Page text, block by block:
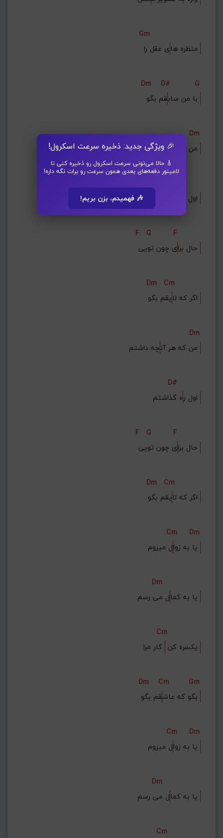
🎉 ویژگی جدید: ذخیره سرعت اسکرول!
🎸 حالا می‌تونی سرعت اسکرول رو ذخیره کنی تا
لامینور دفعه‌های بعدی همون سرعت رو برات نگه داره!
🎶 فهمیدم، بزن بریم!
Gm
منظره ها
Dm D#
G
با من ساب
Dm
من که هر آن
اول ر
F G
F
حال برا
Dm
Cm
اگر که لا
Dm
من که هر آن
D#
اول ر
F G
F
حال برا
Dm
Cm
اگر که لا
Cm
Dm
یا به زوا
Dm
یا به کما
Cm
یکسره کن
Dm Cm
Gm
بگو که عاش
Cm
Dm
یا به زوا
Dm
یا به کما
Cm